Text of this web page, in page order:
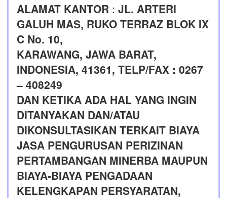
ALAMAT KANTOR : JL. ARTERI
GALUH MAS, RUKO TERRAZ BLOK IX
C No. 10,
KARAWANG, JAWA BARAT,
INDONESIA, 41361, TELP/FAX : 0267
– 408249
DAN KETIKA ADA HAL YANG INGIN
DITANYAKAN DAN/ATAU
DIKONSULTASIKAN TERKAIT BIAYA
JASA PENGURUSAN PERIZINAN
PERTAMBANGAN MINERBA MAUPUN
BIAYA-BIAYA PENGADAAN
KELENGKAPAN PERSYARATAN,